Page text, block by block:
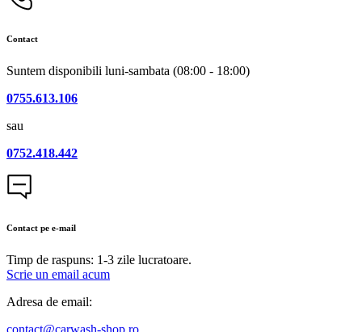
Contact
Suntem disponibili luni-sambata (08:00 - 18:00)
0755.613.106
sau
0752.418.442
Contact pe e-mail
Timp de raspuns: 1-3 zile lucratoare.
Scrie un email acum
Adresa de email:
contact@carwash-shop.ro